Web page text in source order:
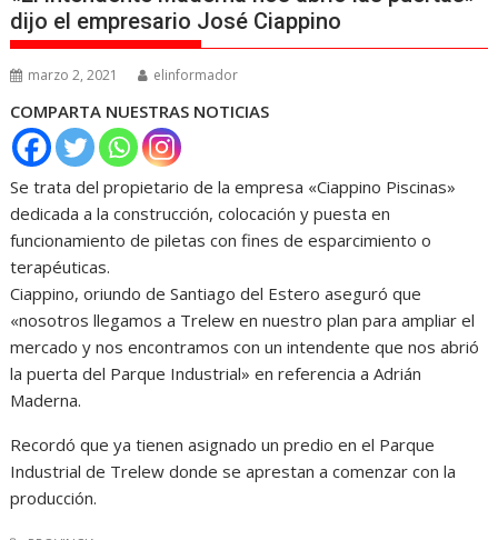
dijo el empresario José Ciappino
marzo 2, 2021 elinformador
COMPARTA NUESTRAS NOTICIAS
Se trata del propietario de la empresa «Ciappino Piscinas»
dedicada a la construcción, colocación y puesta en
funcionamiento de piletas con fines de esparcimiento o
terapéuticas.
Ciappino, oriundo de Santiago del Estero aseguró que
«nosotros llegamos a Trelew en nuestro plan para ampliar el
mercado y nos encontramos con un intendente que nos abrió
la puerta del Parque Industrial» en referencia a Adrián
Maderna.
Recordó que ya tienen asignado un predio en el Parque
Industrial de Trelew donde se aprestan a comenzar con la
producción.